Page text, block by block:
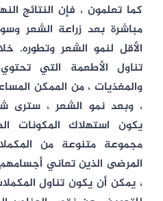
كما تعلمون ، فإن النتائج
الأقل لنمو الشعر وتطوره.
تناول الأطعمة التي
والمغذيات ، من الممكن
، وبعد نمو الشعر ، سترى
يكون استهلاك المكونات
مجموعة متنوعة من
المرضى الذين تعاني
، يمكن أن يكون تناول